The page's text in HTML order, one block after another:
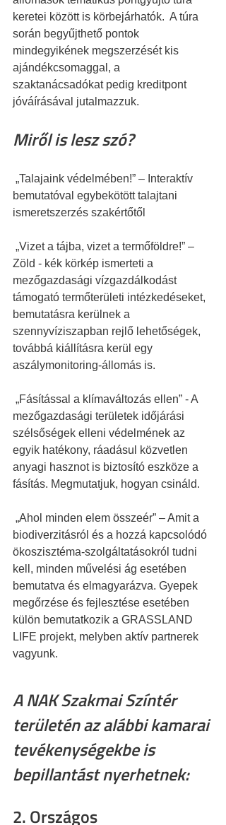
keretei között is körbejárhatók.  A túra
során begyűjthető pontok
mindegyikének megszerzését kis
ajándékcsomaggal, a
szaktanácsadókat pedig kreditpont
jóváírásával jutalmazzuk.
Miről is lesz szó?
bemutatóval egybekötött talajtani
ismeretszerzés szakértőtől
Zöld - kék körkép ismerteti a
mezőgazdasági vízgazdálkodást
támogató termőterületi intézkedéseket,
bemutatásra kerülnek a
szennyvíziszapban rejlő lehetőségek,
továbbá kiállításra kerül egy
aszálymonitoring-állomás is.
mezőgazdasági területek időjárási
szélsőségek elleni védelmének az
egyik hatékony, ráadásul közvetlen
anyagi hasznot is biztosító eszköze a
fásítás. Megmutatjuk, hogyan csináld.
biodiverzitásról és a hozzá kapcsolódó
ökoszisztéma-szolgáltatásokról tudni
kell, minden művelési ág esetében
bemutatva és elmagyarázva. Gyepek
megőrzése és fejlesztése esetében
külön bemutatkozik a GRASSLAND
LIFE projekt, melyben aktív partnerek
vagyunk.
A NAK Szakmai Színtér
területén az alábbi kamarai
tevékenységekbe is
bepillantást nyerhetnek:
2. Országos